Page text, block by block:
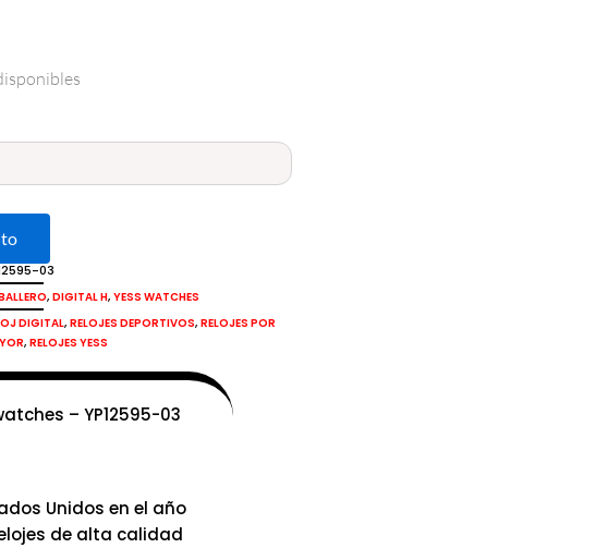
03
,DIGITAL H,YESS WATCHES
DIGITAL,RELOJES DEPORTIVOS,RELOJES POR
,RELOJES YESS
– YP12595-03
Unidos en el año
de alta calidad